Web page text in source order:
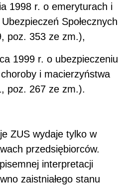
1998 r. o emeryturach i
Społecznych
poz. 353 ze zm.),
1999 r. o ubezpieczeniu
i macierzyństwa
poz. 267 ze zm.).
ZUS wydaje tylko w
przedsiębiorców.
interpretacji
zaistniałego stanu